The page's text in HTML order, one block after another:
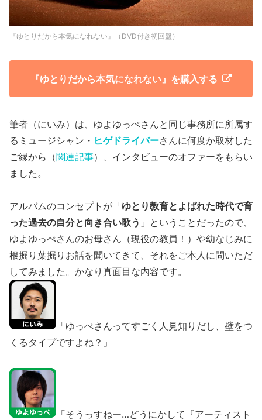
『ゆとりだから本気になれない』（DVD付き初回盤）
『ゆとりだから本気になれない』を購入する
筆者（にいみ）は、ゆよゆっぺさんと同じ事務所に所属す
るミュージシャン・ ヒゲドライバーさんに何度か取材した
ご縁から（関連記事）、インタビューのオファーをもらい
ました。
アルバムのコンセプトが「ゆとり教育とよばれた時代で育
った過去の自分と向き合い歌う 」ということだったので、
ゆよゆっぺさんのお母さん（現役の教員！）や幼なじみに
根掘り葉掘りお話を聞いてきて、それをご本人に問いただ
してみました。かなり真面目な内容です。
「ゆっぺさんってすごく人見知りだし、壁をつ
くるタイプですよね？」
「そうっすねー…どうにかして『アーティスト